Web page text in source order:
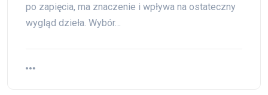
po zapięcia, ma znaczenie i wpływa na ostateczny
wygląd dzieła. Wybór…